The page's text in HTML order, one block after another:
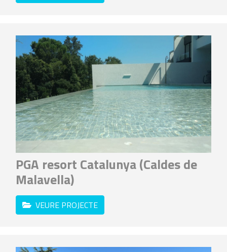
PGA resort Catalunya (Caldes de
Malavella)
VEURE PROJECTE